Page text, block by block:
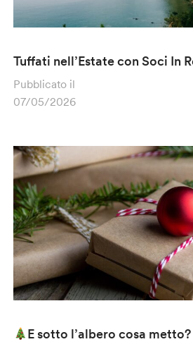
Tuffati nell’Estate con Soci In
Pubblicato il
07/05/2026
E sotto l’albero cosa metto?